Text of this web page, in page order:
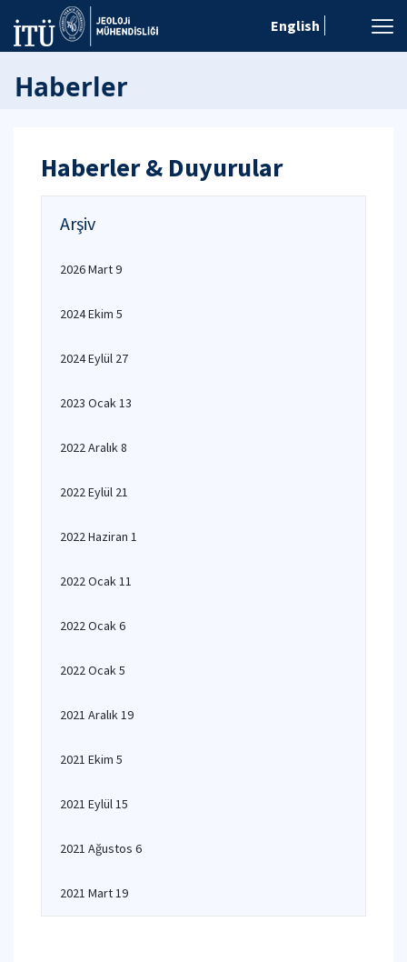
English
Haberler
Haberler & Duyurular
Arşiv
2026 Mart 9
2024 Ekim 5
2024 Eylül 27
2023 Ocak 13
2022 Aralık 8
2022 Eylül 21
2022 Haziran 1
2022 Ocak 11
2022 Ocak 6
2022 Ocak 5
2021 Aralık 19
2021 Ekim 5
2021 Eylül 15
2021 Ağustos 6
2021 Mart 19